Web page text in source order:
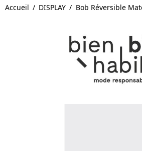
Accueil DISPLAY Bob Réversible